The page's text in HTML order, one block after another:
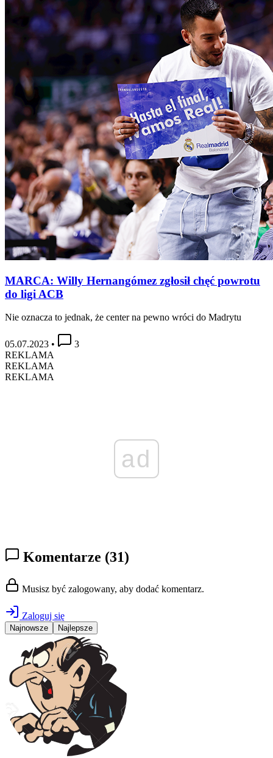
MARCA: Willy Hernangómez zgłosił chęć powrotu
do ligi ACB
Nie oznacza to jednak, że center na pewno wróci do Madrytu
05.07.2023 •
3
REKLAMA
REKLAMA
REKLAMA
ad
Komentarze (31)
Musisz być zalogowany, aby dodać komentarz.
Zaloguj się
Najnowsze Najlepsze